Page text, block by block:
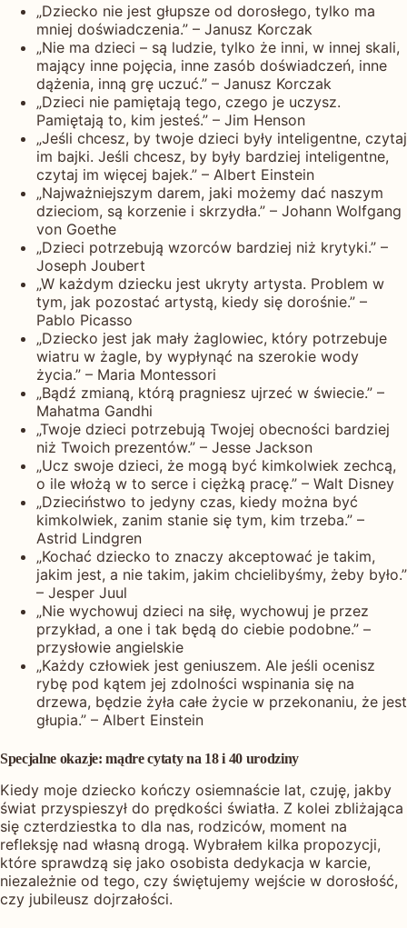
„Dziecko nie jest głupsze od dorosłego, tylko ma
mniej doświadczenia.” – Janusz Korczak
„Nie ma dzieci – są ludzie, tylko że inni, w innej skali,
mający inne pojęcia, inne zasób doświadczeń, inne
dążenia, inną grę uczuć.” – Janusz Korczak
„Dzieci nie pamiętają tego, czego je uczysz.
Pamiętają to, kim jesteś.” – Jim Henson
„Jeśli chcesz, by twoje dzieci były inteligentne, czytaj
im bajki. Jeśli chcesz, by były bardziej inteligentne,
czytaj im więcej bajek.” – Albert Einstein
„Najważniejszym darem, jaki możemy dać naszym
dzieciom, są korzenie i skrzydła.” – Johann Wolfgang
von Goethe
„Dzieci potrzebują wzorców bardziej niż krytyki.” –
Joseph Joubert
„W każdym dziecku jest ukryty artysta. Problem w
tym, jak pozostać artystą, kiedy się dorośnie.” –
Pablo Picasso
„Dziecko jest jak mały żaglowiec, który potrzebuje
wiatru w żagle, by wypłynąć na szerokie wody
życia.” – Maria Montessori
„Bądź zmianą, którą pragniesz ujrzeć w świecie.” –
Mahatma Gandhi
„Twoje dzieci potrzebują Twojej obecności bardziej
niż Twoich prezentów.” – Jesse Jackson
„Ucz swoje dzieci, że mogą być kimkolwiek zechcą,
o ile włożą w to serce i ciężką pracę.” – Walt Disney
„Dzieciństwo to jedyny czas, kiedy można być
kimkolwiek, zanim stanie się tym, kim trzeba.” –
Astrid Lindgren
„Kochać dziecko to znaczy akceptować je takim,
jakim jest, a nie takim, jakim chcielibyśmy, żeby było.”
– Jesper Juul
„Nie wychowuj dzieci na siłę, wychowuj je przez
przykład, a one i tak będą do ciebie podobne.” –
przysłowie angielskie
„Każdy człowiek jest geniuszem. Ale jeśli ocenisz
rybę pod kątem jej zdolności wspinania się na
drzewa, będzie żyła całe życie w przekonaniu, że jest
głupia.” – Albert Einstein
Specjalne okazje: mądre cytaty na 18 i 40 urodziny
Kiedy moje dziecko kończy osiemnaście lat, czuję, jakby
świat przyspieszył do prędkości światła. Z kolei zbliżająca
się czterdziestka to dla nas, rodziców, moment na
refleksję nad własną drogą. Wybrałem kilka propozycji,
które sprawdzą się jako osobista dedykacja w karcie,
niezależnie od tego, czy świętujemy wejście w dorosłość,
czy jubileusz dojrzałości.